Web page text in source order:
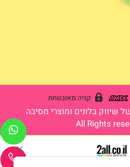
שיווק בלונים ומוצרי מסיבה